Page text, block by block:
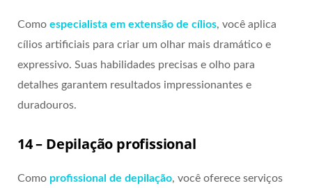
Como especialista em extensão de cílios, você aplica
cílios artificiais para criar um olhar mais dramático e
expressivo. Suas habilidades precisas e olho para
detalhes garantem resultados impressionantes e
duradouros.
14 – Depilação profissional
Como profissional de depilação, você oferece serviços